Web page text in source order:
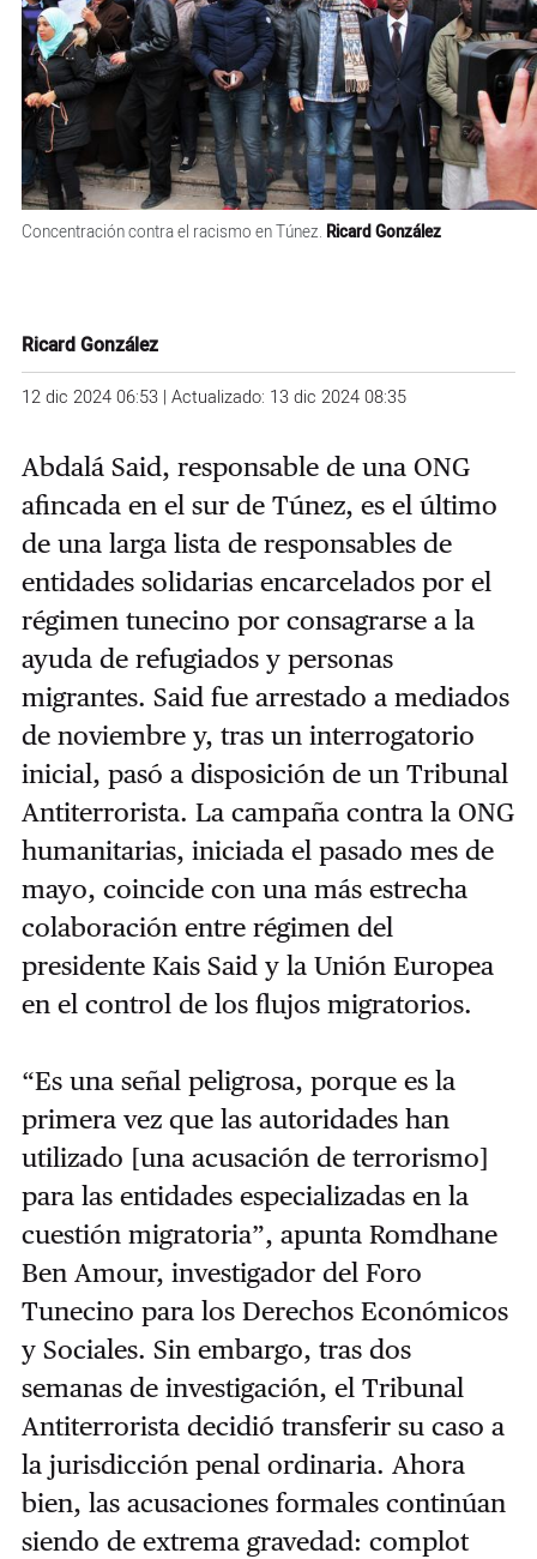
Concentración contra el racismo en Túnez. Ricard González
Ricard González
12 dic 2024 06:53 | Actualizado: 13 dic 2024 08:35
Abdalá Said, responsable de una ONG
afincada en el sur de Túnez, es el último
de una larga lista de responsables de
entidades solidarias encarcelados por el
régimen tunecino por consagrarse a la
ayuda de refugiados y personas
migrantes. Said fue arrestado a mediados
de noviembre y, tras un interrogatorio
inicial, pasó a disposición de un Tribunal
Antiterrorista. La campaña contra la ONG
humanitarias, iniciada el pasado mes de
mayo, coincide con una más estrecha
colaboración entre régimen del
presidente Kais Said y la Unión Europea
en el control de los flujos migratorios.
“Es una señal peligrosa, porque es la
primera vez que las autoridades han
utilizado [una acusación de terrorismo]
para las entidades especializadas en la
cuestión migratoria”, apunta Romdhane
Ben Amour, investigador del Foro
Tunecino para los Derechos Económicos
y Sociales. Sin embargo, tras dos
semanas de investigación, el Tribunal
Antiterrorista decidió transferir su caso a
la jurisdicción penal ordinaria. Ahora
bien, las acusaciones formales continúan
siendo de extrema gravedad: complot